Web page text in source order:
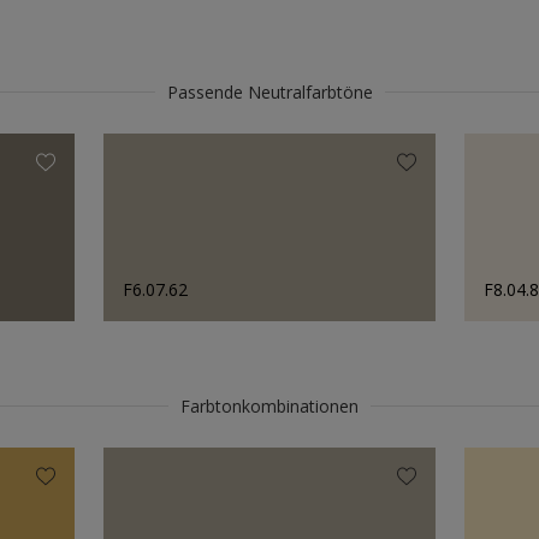
Passende Neutralfarbtöne
F6.07.62
Farbtonkombinationen